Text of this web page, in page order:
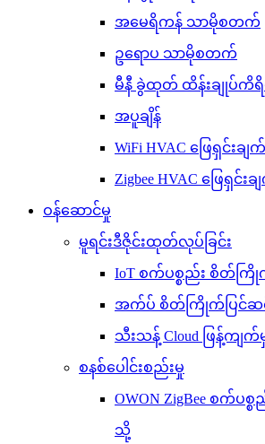
အမေရိကန် သာမိုစတက်
ဥရောပ သာမိုစတက်
မီနီ ခွဲထုတ် ထိန်းချုပ်ကိ
အပူချိန်
WiFi HVAC ဖြေရှင်းချက်
Zigbee HVAC ဖြေရှင်းခ
ဝန်ဆောင်မှု
မူရင်းဒီဇိုင်းထုတ်လုပ်ခြင်း
IoT စက်ပစ္စည်း စိတ်ကြို
အက်ပ် စိတ်ကြိုက်ပြင်ဆင်
သီးသန့် Cloud ဖြန့်ကျက်
စနစ်ပေါင်းစည်းမှု
OWON ZigBee စက်ပစ္စ
သို့